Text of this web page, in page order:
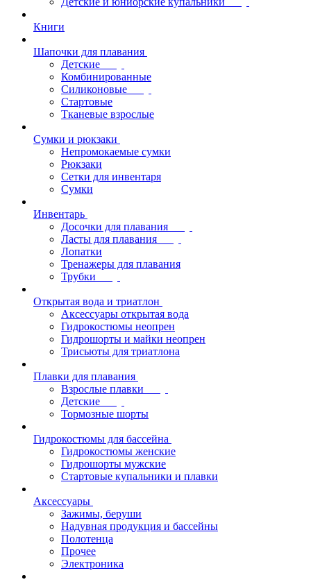
Книги
Шапочки для плавания
Детские
Комбинированные
Силиконовые
Стартовые
Тканевые взрослые
Сумки и рюкзаки
Непромокаемые сумки
Рюкзаки
Сетки для инвентаря
Сумки
Инвентарь
Досочки для плавания
Ласты для плавания
Лопатки
Тренажеры для плавания
Трубки
Открытая вода и триатлон
Аксессуары открытая вода
Гидрокостюмы неопрен
Гидрошорты и майки неопрен
Трисьюты для триатлона
Плавки для плавания
Взрослые плавки
Детские
Тормозные шорты
Гидрокостюмы для бассейна
Гидрокостюмы женские
Гидрошорты мужские
Стартовые купальники и плавки
Аксессуары
Зажимы, беруши
Надувная продукция и бассейны
Полотенца
Прочее
Электроника